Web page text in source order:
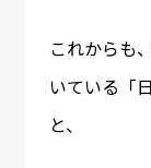
これからも
いている「
と、